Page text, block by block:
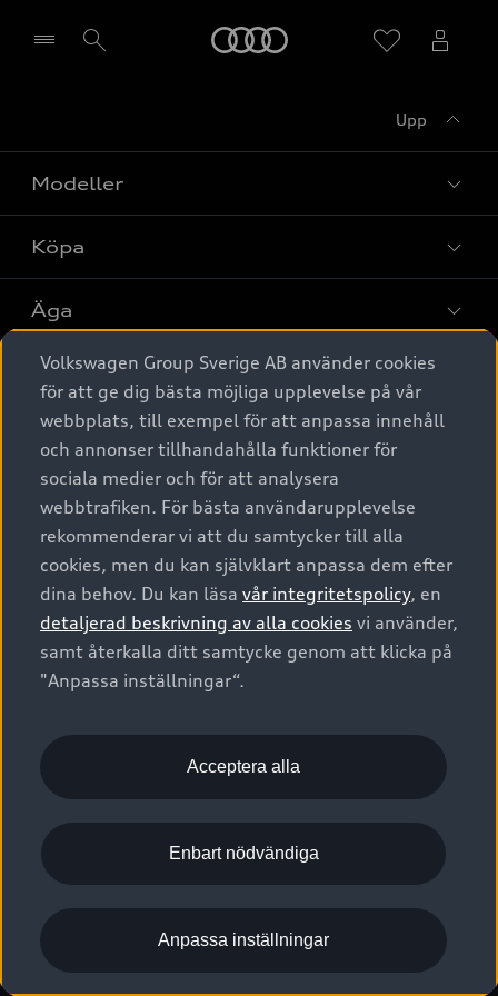
Upp
Modeller
Alla modeller
Elbilar
A6 modellerna
SUV
Avant
Audi Sport
Köpa
Privaterbjudanden
Privatleasing
Nya bilar i lager
Begagnade bilar i lager
Audi approved :plus - så gott som nya
Finansiering
Audi exclusive
Provkörning
Äga
Service & tillbehör
Audi digital services
Originaltillbehör - köp online
Garantier
Försäkring
Digitala manualer för din Audi
Audi Collection – livsstilsartiklar
Vanliga frågor
2G/3G nätet stängs ned - Hur påverkas min bil av detta?
Tjänstebil
Tjänstebil
Business lease online
Företagsleasing
Om Audi Sverige
Kontakta oss
Audi Återförsäljare/-serviceverkstad
myAudi
Pressmeddelanden
Nyhetsbrev
Vårt hållbarhetsarbete
Lediga tjänster huvudkontor
Lediga tjänster hos Audi Återförsäljare
Kommentar till mediauppgifter om dataläcka
© 2026 AUDI SVERIGE. All Rights Reserved.
Utgivare Juridiskt
Juridiskt Audi AG
Juridiskt Audi Digital Giveaway
Anpassa inställningar för cookies
Visselblåsarkanaler
Volkswagen Group Sverige AB använder cookies
för att ge dig bästa möjliga upplevelse på vår
webbplats, till exempel för att anpassa innehåll
och annonser tillhandahålla funktioner för
sociala medier och för att analysera
webbtrafiken. För bästa användarupplevelse
rekommenderar vi att du samtycker till alla
cookies, men du kan självklart anpassa dem efter
dina behov. Du kan läsa vår integritetspolicy, en
detaljerad beskrivning av alla cookies vi använder,
samt återkalla ditt samtycke genom att klicka på
"Anpassa inställningar“.
Acceptera alla
Enbart nödvändiga
Anpassa inställningar